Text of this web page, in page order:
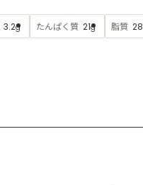
3.2g たんぱく質 21g 脂質